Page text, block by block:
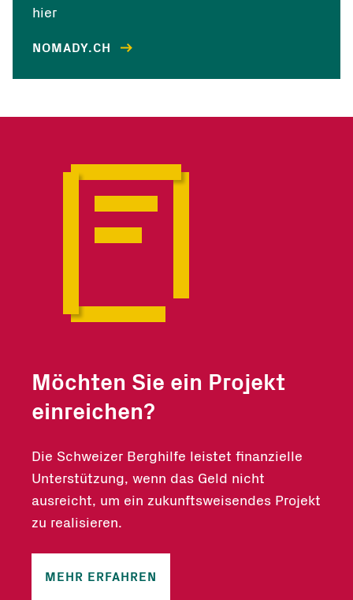
hier
NOMADY.CH
Möchten Sie ein Projekt
einreichen?
Die Schweizer Berghilfe leistet finanzielle
Unterstützung, wenn das Geld nicht
ausreicht, um ein zukunftsweisendes Projekt
zu realisieren.
MEHR ERFAHREN